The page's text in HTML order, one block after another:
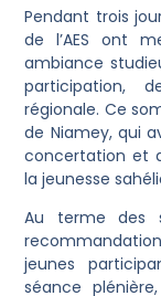
Pendant trois
de l’AES ont
ambiance
participation,
régionale. Ce
de Niamey, qui
concertation et
la jeunesse
Au terme des
jeunes
séance